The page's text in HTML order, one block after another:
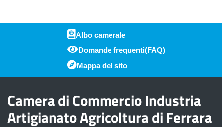
relativa
di
elettronica
certificata?
Piè di pagina
Albo camerale
Domande frequenti(FAQ)
Mappa del sito
Camera di Commercio Industria
Artigianato Agricoltura di Ferrara